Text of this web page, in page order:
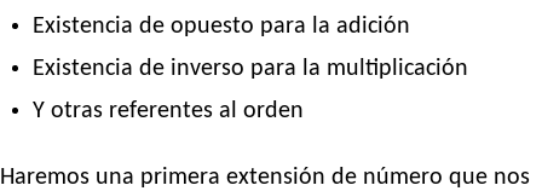
Existencia de opuesto para la adición
Existencia de inverso para la multiplicación
Y otras referentes al orden
Haremos una primera extensión de número que nos